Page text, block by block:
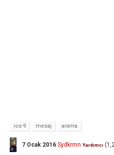
ios-9 mesaj arama
7 Ocak 2016 Sydkrmn Yardımcı (